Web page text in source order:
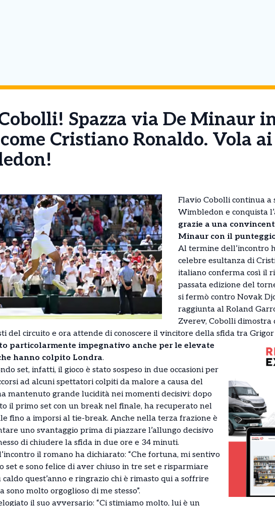
Spazza via De Minaur
Cristiano Ronaldo. Vola
Flavio Cobolli continua a
Wimbledon e conquista
grazie a una
Minaur con il
Al termine dell’incontro
celebre esultanza di
italiano conferma così il
passata edizione del
si fermò contro Novak
raggiunta al Roland
Zverev, Cobolli dimostra
del circuito e ora attende di conoscere il vincitore della sfida tra
particolarmente impegnativo anche per le elevate
hanno colpito Londra.
set, infatti, il gioco è stato sospeso in due occasioni per
ad alcuni spettatori colpiti da malore a causa del
mantenuto grande lucidità nei momenti decisivi: dopo
il primo set con un break nel finale, ha recuperato nel
fino a imporsi al tie-break. Anche nella terza frazione è
uno svantaggio prima di piazzare l’allungo decisivo
di chiudere la sfida in due ore e 34 minuti.
il romano ha dichiarato: “Che fortuna, mi sentivo
set e sono felice di aver chiuso in tre set e risparmiare
caldo quest’anno e ringrazio chi è rimasto qui a soffrire
sono molto orgoglioso di me stesso”.
il suo avversario: “Ci stimiamo molto, lui è un